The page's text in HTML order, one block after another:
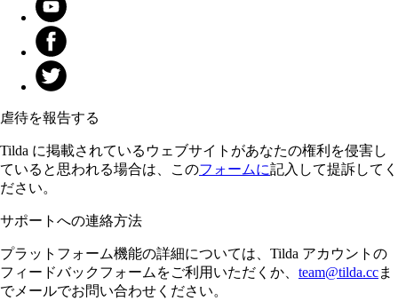
虐待を報告する
Tilda に掲載されているウェブサイトがあなたの権利を侵害し
ていると思われる場合は、このフォームに記入して提訴してく
ださい。
サポートへの連絡方法
プラットフォーム機能の詳細については、Tilda アカウントの
フィードバックフォームをご利用いただくか、 team@tilda.ccま
でメールでお問い合わせください。